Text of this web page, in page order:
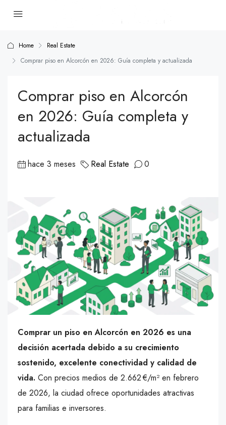
Home
Real Estate
Comprar piso en Alcorcón en 2026: Guía completa y actualizada
Comprar piso en Alcorcón
en 2026: Guía completa y
actualizada
hace 3 meses Real Estate 0
Comprar un piso en Alcorcón en 2026 es una
decisión acertada debido a su crecimiento
sostenido, excelente conectividad y calidad de
vida. Con precios medios de 2.662 €/m² en febrero
de 2026, la ciudad ofrece oportunidades atractivas
para familias e inversores.